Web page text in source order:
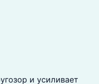
и усиливает